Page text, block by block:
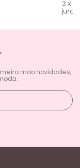
3 x
juros
mão novidades,